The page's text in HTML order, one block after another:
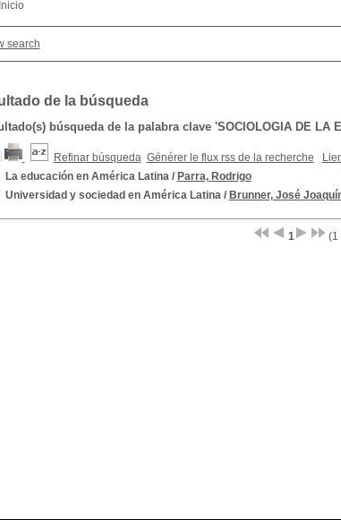
Inicio
search
de la búsqueda
búsqueda de la palabra clave 'SOCIOLOGIA DE LA
Refinar búsqueda Générer le flux rss de la recherche
La educación en América Latina/ Parra, Rodrigo
Universidad y sociedad en América Latina/ Brunner, José
1 (1